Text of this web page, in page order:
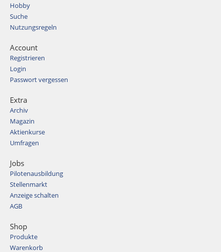
Hobby
Suche
Nutzungsregeln
Account
Registrieren
Login
Passwort vergessen
Extra
Archiv
Magazin
Aktienkurse
Umfragen
Jobs
Pilotenausbildung
Stellenmarkt
Anzeige schalten
AGB
Shop
Produkte
Warenkorb